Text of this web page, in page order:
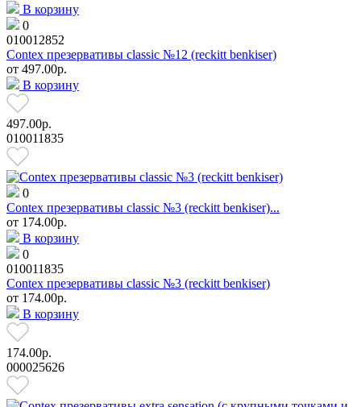
В корзину
0
010012852
Contex презервативы classic №12 (reckitt benkiser)
от 497.00р.
В корзину
497.00р.
010011835
0
Contex презервативы classic №3 (reckitt benkiser)...
от 174.00р.
В корзину
0
010011835
Contex презервативы classic №3 (reckitt benkiser)
от 174.00р.
В корзину
174.00р.
000025626